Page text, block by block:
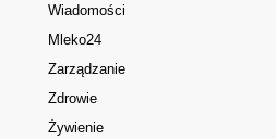
Wiadomości
Mleko24
Zarządzanie
Zdrowie
Żywienie